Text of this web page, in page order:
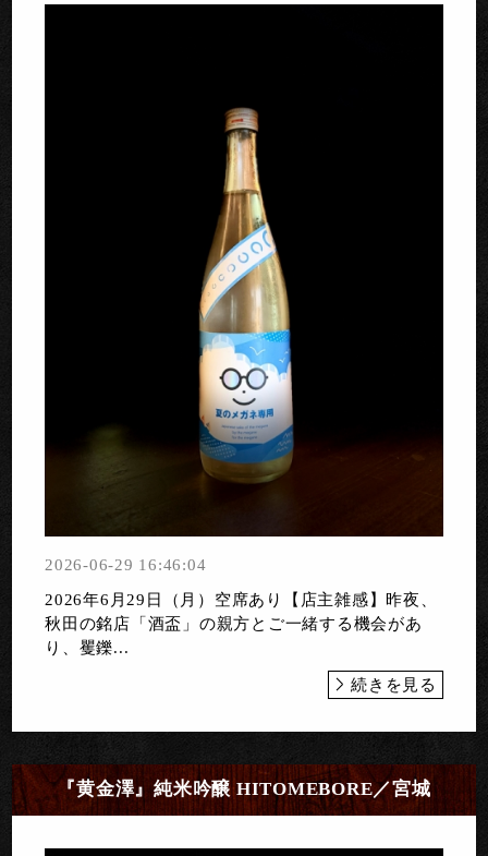
2026-06-29 16:46:04
2026年6月29日（月）空席あり【店主雑感】昨夜、
秋田の銘店「酒盃」の親方とご一緒する機会があ
り、矍鑠...
続きを見る
『黄金澤』純米吟醸 HITOMEBORE／宮城